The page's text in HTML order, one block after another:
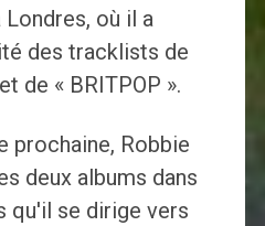
où il a
des tracklists de
de « BRITPOP ».
prochaine, Robbie
deux albums dans
qu'il se dirige vers